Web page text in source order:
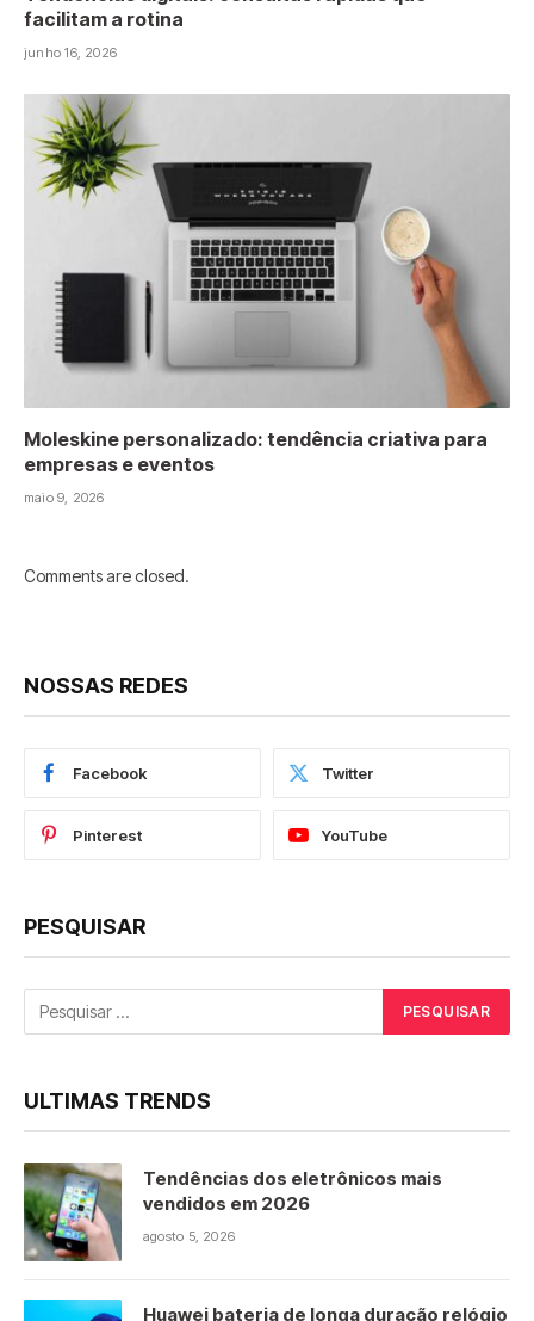
facilitam a rotina
junho 16, 2026
Moleskine personalizado: tendência criativa para
empresas e eventos
maio 9, 2026
Comments are closed.
NOSSAS REDES
Facebook Twitter
Pinterest YouTube
PESQUISAR
ULTIMAS TRENDS
Tendências dos eletrônicos mais
vendidos em 2026
agosto 5, 2026
Huawei bateria de longa duração relógio